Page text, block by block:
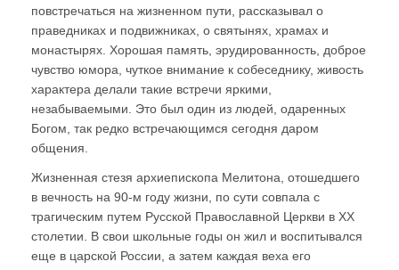
повстречаться на жизненном пути, рассказывал о
праведниках и подвижниках, о святынях, храмах и
монастырях. Хорошая память, эрудированность, доброе
чувство юмора, чуткое внимание к собеседнику, живость
характера делали такие встречи яркими,
незабываемыми. Это был один из людей, одаренных
Богом, так редко встречающимся сегодня даром
общения.
Жизненная стезя архиепископа Мелитона, отошедшего
в вечность на 90-м году жизни, по сути совпала с
трагическим путем Русской Православной Церкви в ХХ
столетии. В свои школьные годы он жил и воспитывался
еще в царской России, а затем каждая веха его